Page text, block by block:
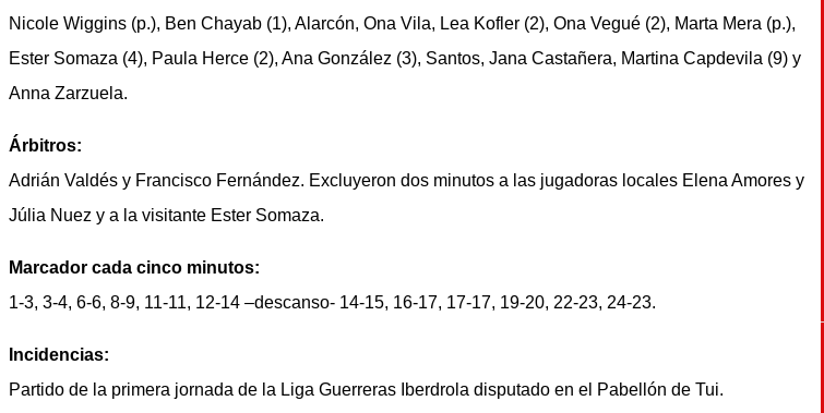
Nicole Wiggins (p.), Ben Chayab (1), Alarcón, Ona Vila, Lea Kofler (2), Ona Vegué (2), Marta Mera (p.),
Ester Somaza (4), Paula Herce (2), Ana González (3), Santos, Jana Castañera, Martina Capdevila (9) y
Anna Zarzuela.
Árbitros:
Adrián Valdés y Francisco Fernández. Excluyeron dos minutos a las jugadoras locales Elena Amores y
Júlia Nuez y a la visitante Ester Somaza.
Marcador cada cinco minutos:
1-3, 3-4, 6-6, 8-9, 11-11, 12-14 –descanso- 14-15, 16-17, 17-17, 19-20, 22-23, 24-23.
Incidencias:
Partido de la primera jornada de la Liga Guerreras Iberdrola disputado en el Pabellón de Tui.